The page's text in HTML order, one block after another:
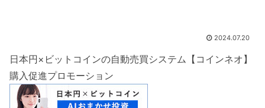
2024.07.20
日本円×ビットコインの自動売買システム【コインネオ】
購入促進プロモーション